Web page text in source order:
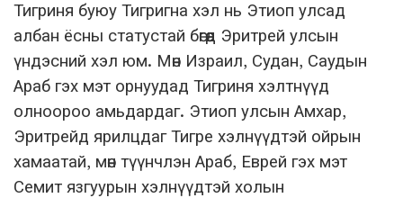
Тигриня буюу Тигригна хэл нь Этиоп улсад
албан ёсны статустай бөгөөд Эритрей улсын
үндэсний хэл юм. Мөн Израил, Судан, Саудын
Араб гэх мэт орнуудад Тигриня хэлтнүүд
олноороо амьдардаг. Этиоп улсын Амхар,
Эритрейд ярилцдаг Тигре хэлнүүдтэй ойрын
хамаатай, мөн түүнчлэн Араб, Еврей гэх мэт
Семит язгуурын хэлнүүдтэй холын